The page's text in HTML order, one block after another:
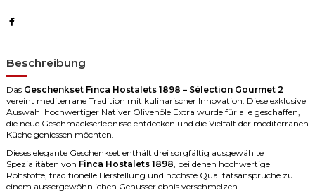
Beschreibung
Das Geschenkset Finca Hostalets 1898 – Sélection Gourmet 2
vereint mediterrane Tradition mit kulinarischer Innovation. Diese exklusive
Auswahl hochwertiger Nativer Olivenöle Extra wurde für alle geschaffen,
die neue Geschmackserlebnisse entdecken und die Vielfalt der mediterranen
Küche geniessen möchten.
Dieses elegante Geschenkset enthält drei sorgfältig ausgewählte
Spezialitäten von Finca Hostalets 1898, bei denen hochwertige
Rohstoffe, traditionelle Herstellung und höchste Qualitätsansprüche zu
einem aussergewöhnlichen Genusserlebnis verschmelzen.